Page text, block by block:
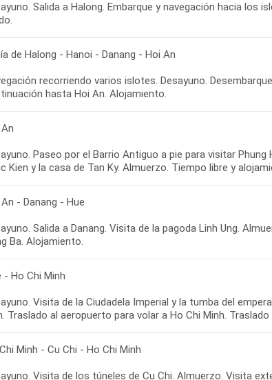
Salida a Halong. Embarque y navegación hacia
de Halong - Hanoi - Danang - Hoi An
recorriendo varios islotes. Desayuno.
Paseo por el Barrio Antiguo a pie para visitar
An - Danang - Hue
Salida a Danang. Visita de la pagoda Linh Ung.
- Ho Chi Minh
Visita de la Ciudadela Imperial y la tumba del
Minh - Cu Chi - Ho Chi Minh
Visita de los túneles de Cu Chi. Almuerzo. Visita